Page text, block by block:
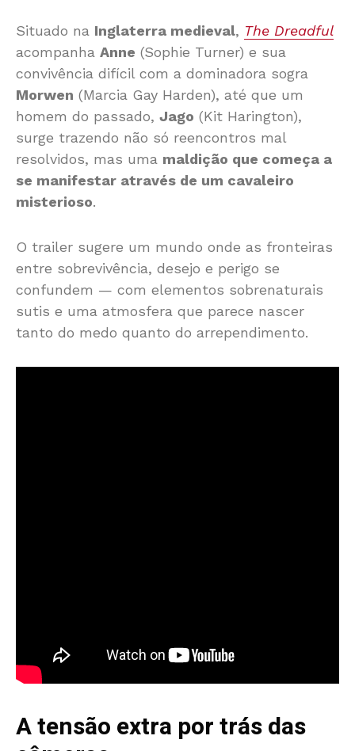
Situado na Inglaterra medieval, The Dreadful
acompanha Anne (Sophie Turner) e sua
convivência difícil com a dominadora sogra
Morwen (Marcia Gay Harden), até que um
homem do passado, Jago (Kit Harington),
surge trazendo não só reencontros mal
resolvidos, mas uma maldição que começa a
se manifestar através de um cavaleiro
misterioso.
O trailer sugere um mundo onde as fronteiras
entre sobrevivência, desejo e perigo se
confundem — com elementos sobrenaturais
sutis e uma atmosfera que parece nascer
tanto do medo quanto do arrependimento.
A tensão extra por trás das